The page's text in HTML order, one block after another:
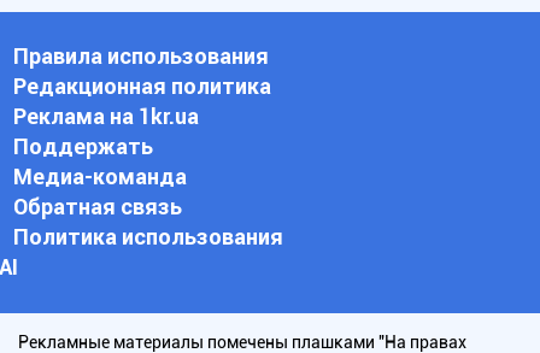
Правила использования
Редакционная политика
Реклама на 1kr.ua
Поддержать
Медиа-команда
Обратная связь
Политика использования
АI
Рекламные материалы помечены плашками "На правах